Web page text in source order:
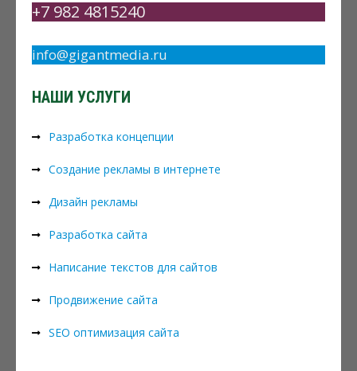
+7 982 4815240
info@gigantmedia.ru
НАШИ УСЛУГИ
Разработка концепции
Создание рекламы в интернете
Дизайн рекламы
Разработка сайта
Написание текстов для сайтов
Продвижение сайта
SEO оптимизация сайта